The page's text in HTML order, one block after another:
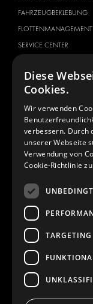
FAHRZEUGBEKLEBUNG
FLOTTENMANAGEMENT
SERVICE CENTER
CITROËN
FIAT
FORD
HYUNDAI
IVECO
MAN
MAXUS
MERCEDES
NISSAN
PEUGEOT
Diese
Cookies.
Wir verwenden
verbessern. Durch
unserer Webseite
Verwendung von
Cookie-Richtlinie
TARGETING